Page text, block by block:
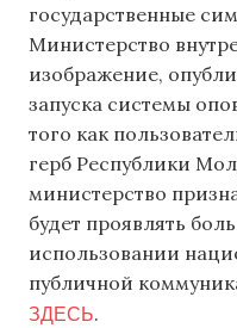
государственные
Министерство
изображение,
запуска системы
того как
герб Республики
министерство
будет проявлять
использовании
публичной
ЗДЕСЬ.